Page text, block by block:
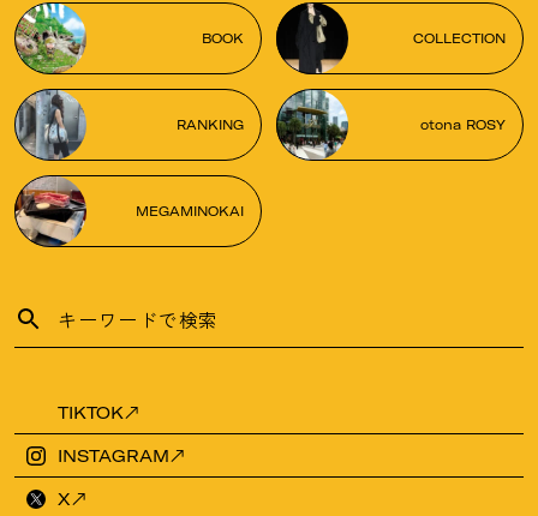
BOOK COLLECTION
RANKING otona ROSY
MEGAMINOKAI
TIKTOK
INSTAGRAM
X